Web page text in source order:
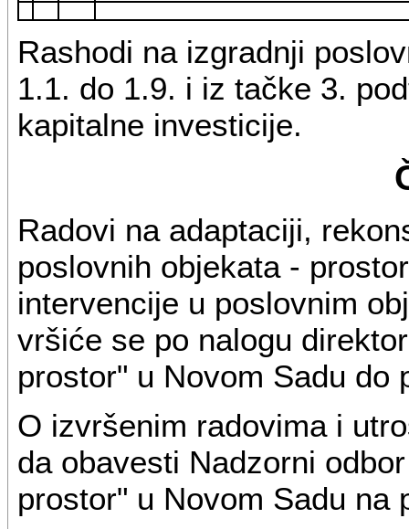
Rashodi na izgradnji
1.1. do 1.9. i iz tačke 3.
kapitalne investicije.
Radovi na adaptaciji,
poslovnih objekata -
intervencije u poslovnim
vršiće se po nalogu
prostor" u Novom Sadu do
O izvršenim radovima i
da obavesti Nadzorni
prostor" u Novom Sadu na